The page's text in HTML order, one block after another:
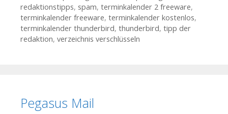
redaktionstipps, spam, terminkalender 2 freeware,
terminkalender freeware, terminkalender kostenlos,
terminkalender thunderbird, thunderbird, tipp der
redaktion, verzeichnis verschlüsseln
Pegasus Mail